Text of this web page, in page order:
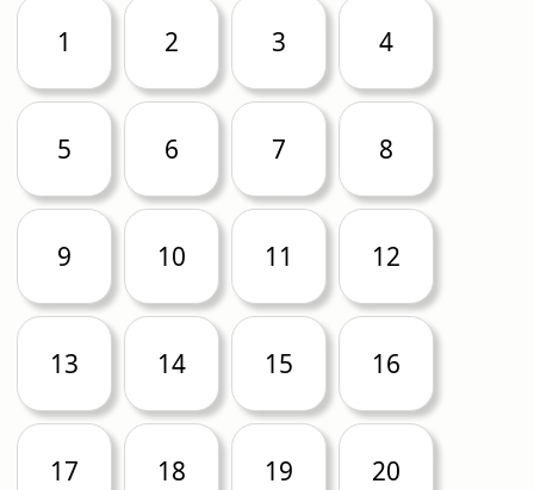
1 2 3 4
5 6 7 8
9 10 11 12
13 14 15 16
17 18 19 20